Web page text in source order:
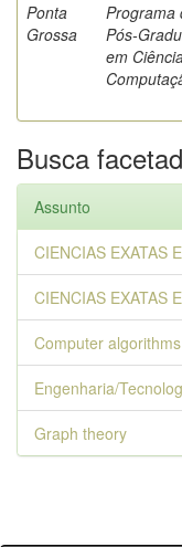
Ponta
Grossa
Programa
Pós-
em
Busca
Assunto
CIENCIAS EXATAS
CIENCIAS EXATAS
Computer algorithms
Engenharia/
Graph theory